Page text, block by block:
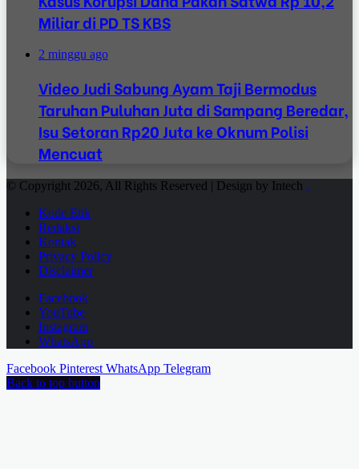
Miliar di PD TS KBS
2 minggu ago
Video Judi Sabung Ayam Taji Bermodus
Taruhan Puluhan Juta di Sampang Beredar,
Isu Setoran Rp20 Juta ke Oknum Polisi
Mencuat
© Copyright 2026, All Rights Reserved | Design by Intech .
Kode Etik
Redaksi
Kontak
Privacy Policy
Disclaimer
Facebook
YouTube
Instagram
WhatsApp
Facebook Pinterest WhatsApp Telegram
Back to top button